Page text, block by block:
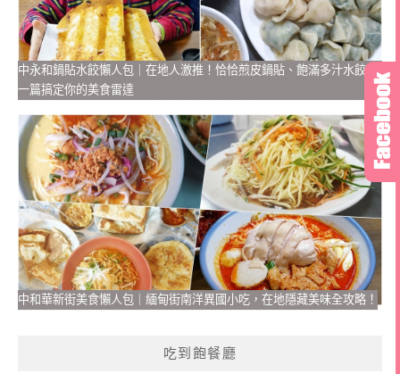
中永和鍋貼水餃懶人包｜在地人激推！恰恰煎皮鍋貼、飽滿多汁水餃，
一篇搞定你的美食雷達
中和華新街美食懶人包｜緬甸街南洋異國小吃，在地隱藏美味全攻略！
吃到飽餐廳